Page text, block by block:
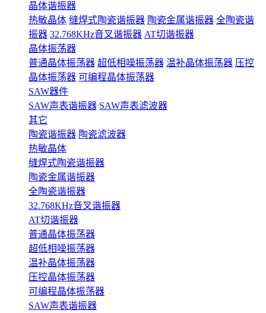
晶体谐振器
热敏晶体 缝焊式陶瓷谐振器 陶瓷金属谐振器 全陶瓷谐
振器 32.768KHz音叉谐振器 AT切谐振器
晶体振荡器
普通晶体振荡器 超低相噪振荡器 温补晶体振荡器 压控
晶体振荡器 可编程晶体振荡器
SAW器件
SAW声表谐振器 SAW声表滤波器
其它
陶瓷谐振器 陶瓷滤波器
热敏晶体
缝焊式陶瓷谐振器
陶瓷金属谐振器
全陶瓷谐振器
32.768KHz音叉谐振器
AT切谐振器
普通晶体振荡器
超低相噪振荡器
温补晶体振荡器
压控晶体振荡器
可编程晶体振荡器
SAW声表谐振器